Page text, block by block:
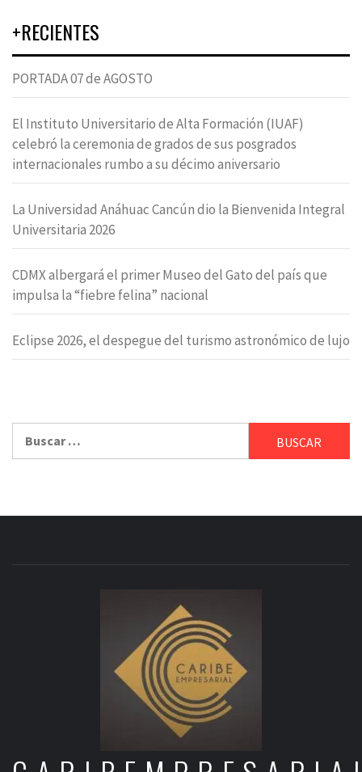
+RECIENTES
PORTADA 07 de AGOSTO
El Instituto Universitario de Alta Formación (IUAF)
celebró la ceremonia de grados de sus posgrados
internacionales rumbo a su décimo aniversario
La Universidad Anáhuac Cancún dio la Bienvenida Integral
Universitaria 2026
CDMX albergará el primer Museo del Gato del país que
impulsa la “fiebre felina” nacional
Eclipse 2026, el despegue del turismo astronómico de lujo